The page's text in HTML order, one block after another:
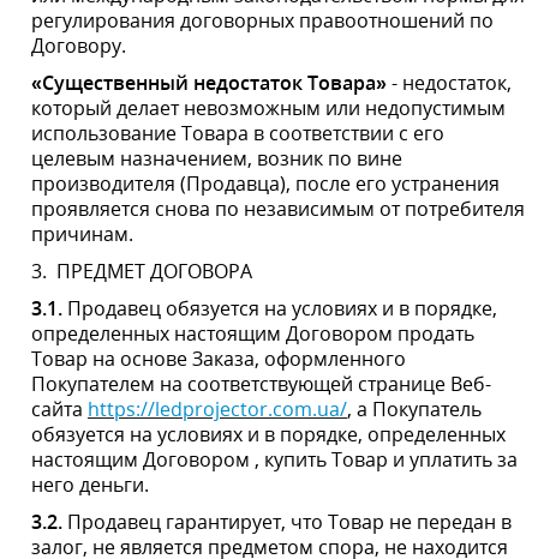
по независимым от потребителя причинам.
3. ПРЕДМЕТ ДОГОВОРА
3.1.Продавец обязуется на условиях и в порядке,
определенных настоящим Договором продать Товар
на основе Заказа, оформленного Покупателем на
соответствующей странице Веб-
сайтаhttps://ledprojector.com.ua/, а Покупатель
обязуется на условиях и в порядке, определенных
настоящим Договором , купить Товар и уплатить за
него деньги.
3.2. Продавец гарантирует, что Товар не передан в
залог, не является предметом спора, не находится под
арестом, а также на него отсутствуют какие-либо
права третьих лиц.
3.3.Продавец и Покупатель подтверждают, что
действующий Договор не является фиктивной или
притворной сделкой или сделкой, совершенной под
влиянием давления или обмана.
3.4. Продавец подтверждает, что имеет все
необходимые разрешения на осуществление